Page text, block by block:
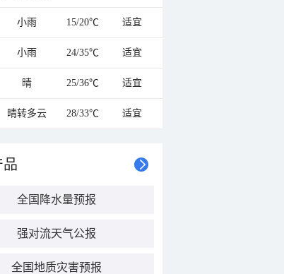
小雨 15/20℃ 适宜
小雨 24/35℃ 适宜
晴 25/36℃ 适宜
晴转多云 28/33℃ 适宜
品
全国降水量预报
强对流天气公报
全国地质灾害预报